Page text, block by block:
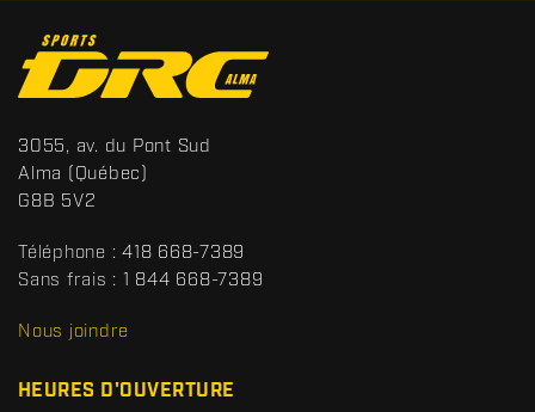
o
n
t
a
c
t
S
p
o
t
s
R
3055, av. du Pont Sud
Alma (Québec)
G8B 5V2
Téléphone : 418 668-7389
Sans frais : 1 844 668-7389
Nous joindre
HEURES D'OUVERTURE